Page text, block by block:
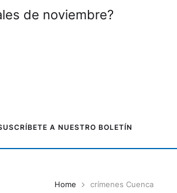
de noviembre?
A NUESTRO BOLETÍN
Home crímenes Cuenca